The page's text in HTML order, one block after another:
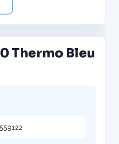
Thermo Bleu